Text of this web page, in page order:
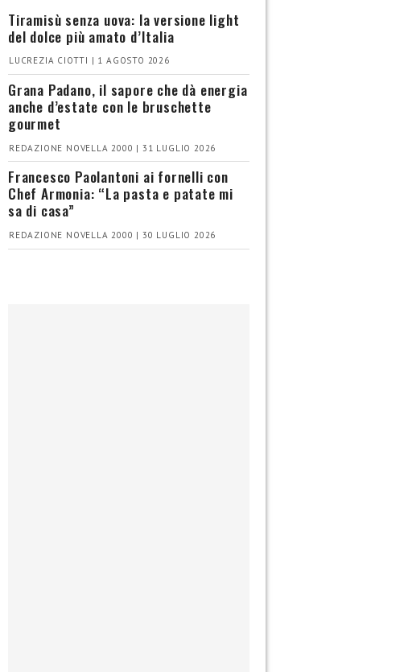
Tiramisù senza uova: la versione light
del dolce più amato d’Italia
LUCREZIA CIOTTI | 1 AGOSTO 2026
Grana Padano, il sapore che dà energia
anche d’estate con le bruschette
gourmet
REDAZIONE NOVELLA 2000 | 31 LUGLIO 2026
Francesco Paolantoni ai fornelli con
Chef Armonia: “La pasta e patate mi
sa di casa”
REDAZIONE NOVELLA 2000 | 30 LUGLIO 2026